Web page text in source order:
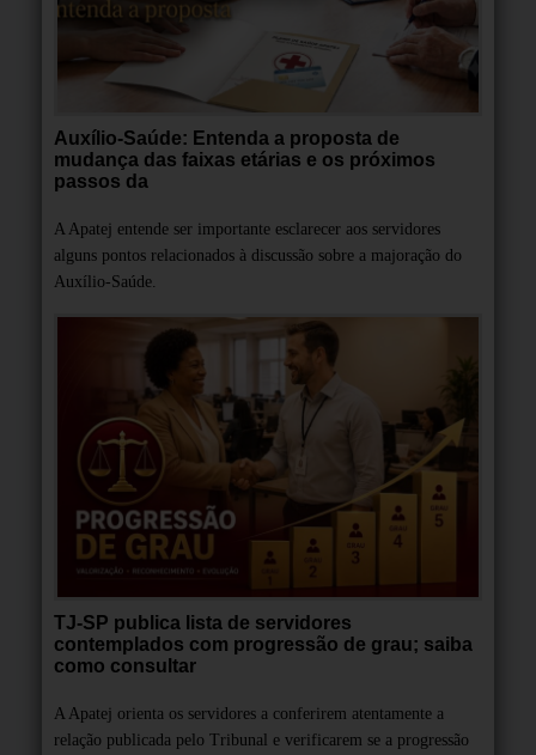
Auxílio-Saúde: Entenda a proposta de
mudança das faixas etárias e os próximos
passos da
A Apatej entende ser importante esclarecer aos servidores
alguns pontos relacionados à discussão sobre a majoração do
Auxílio-Saúde.
TJ-SP publica lista de servidores
contemplados com progressão de grau; saiba
como consultar
A Apatej orienta os servidores a conferirem atentamente a
relação publicada pelo Tribunal e verificarem se a progressão